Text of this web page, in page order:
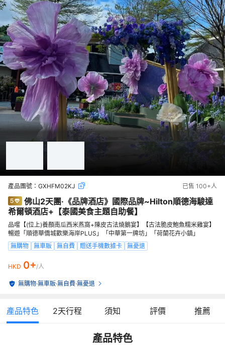
產品團號： GXHFM02KJ 已售 100+人
佛山2天團·《品牌酒店》國際品牌~Hilton順德海駿達
希爾頓酒店+【泰國美食主題自助餐】
品嚐【(位上)養顏南瓜西米燕窩+陳皮古法燒鵝宴】【古法脆皮鮑魚糯米雞宴】
暢遊「順德華僑城歡樂海岸PLUS」「中華第一牌坊」「荷蘭花卉小鎮」
無購物
無車販 無自費 贈送手機數據卡 無憂退
HKD 0+/人
無購物·無車販·無自費·無憂退
產品特色 2天行程 須知 評價 推薦
產品特色